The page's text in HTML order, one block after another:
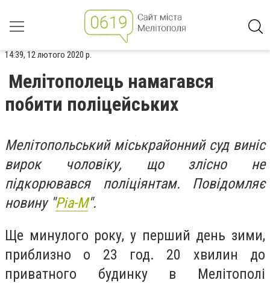
14:39, 12 лютого 2020 р.
Мелітополець намагався
побити поліцейських
Мелітопольський міськрайонний суд виніс
вирок чоловіку, що злісно не
підкорювався поліціянтам. Повідомляє
новину "Ріа-М".
Ще минулого року, у перший день зими,
приблизно о 23 год. 20 хвилин до
приватного будинку в Мелітополі